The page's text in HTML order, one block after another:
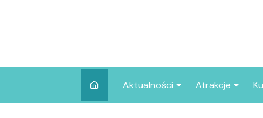
Aktualności Atrakcje